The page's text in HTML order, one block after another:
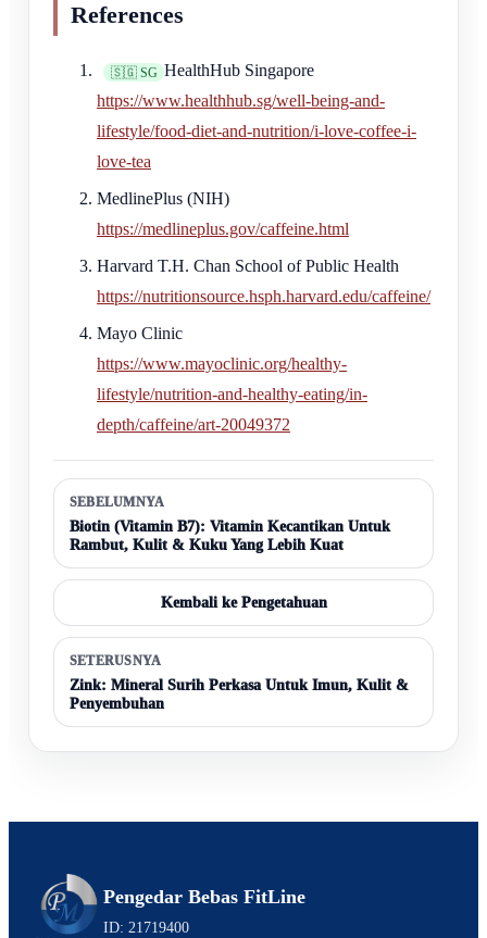
References
🇸🇬 SG HealthHub Singapore
https://www.healthhub.sg/well-being-and-
lifestyle/food-diet-and-nutrition/i-love-coffee-i-
love-tea
MedlinePlus (NIH)
https://medlineplus.gov/caffeine.html
Harvard T.H. Chan School of Public Health
https://nutritionsource.hsph.harvard.edu/caffeine/
Mayo Clinic
https://www.mayoclinic.org/healthy-
lifestyle/nutrition-and-healthy-eating/in-
depth/caffeine/art-20049372
SEBELUMNYA
Biotin (Vitamin B7): Vitamin Kecantikan Untuk
Rambut, Kulit & Kuku Yang Lebih Kuat
Kembali ke Pengetahuan
SETERUSNYA
Zink: Mineral Surih Perkasa Untuk Imun, Kulit &
Penyembuhan
Pengedar Bebas FitLine
ID: 21719400